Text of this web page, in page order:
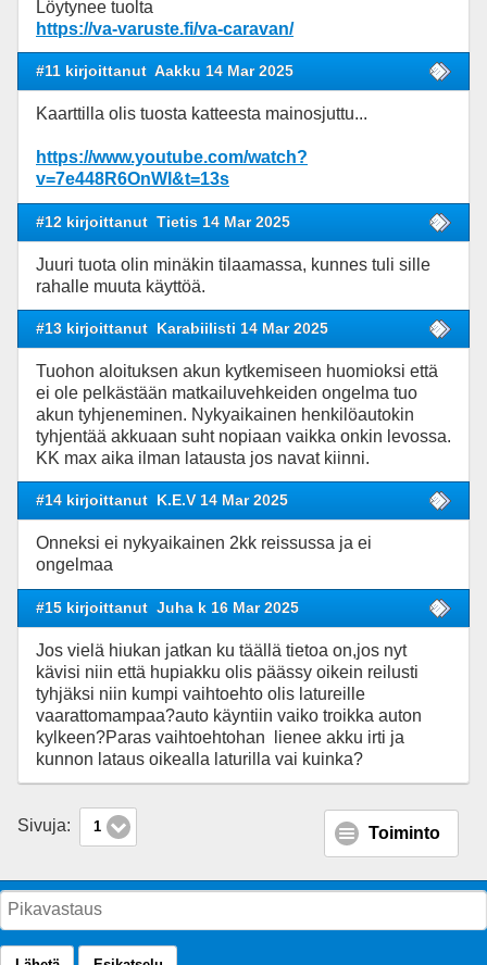
Löytynee tuolta
https://va-varuste.fi/va-caravan/
#11 kirjoittanut Aakku 14 Mar 2025
Kaarttilla olis tuosta katteesta mainosjuttu...
https://www.youtube.com/watch?
v=7e448R6OnWI&t=13s
#12 kirjoittanut Tietis 14 Mar 2025
Juuri tuota olin minäkin tilaamassa, kunnes tuli sille
rahalle muuta käyttöä.
#13 kirjoittanut Karabiilisti 14 Mar 2025
Tuohon aloituksen akun kytkemiseen huomioksi että
ei ole pelkästään matkailuvehkeiden ongelma tuo
akun tyhjeneminen. Nykyaikainen henkilöautokin
tyhjentää akkuaan suht nopiaan vaikka onkin levossa.
KK max aika ilman latausta jos navat kiinni.
#14 kirjoittanut K.E.V 14 Mar 2025
Onneksi ei nykyaikainen 2kk reissussa ja ei
ongelmaa
#15 kirjoittanut Juha k 16 Mar 2025
Jos vielä hiukan jatkan ku täällä tietoa on,jos nyt
kävisi niin että hupiakku olis päässy oikein reilusti
tyhjäksi niin kumpi vaihtoehto olis latureille
vaarattomampaa?auto käyntiin vaiko troikka auton
kylkeen?Paras vaihtoehtohan lienee akku irti ja
kunnon lataus oikealla laturilla vai kuinka?
Sivuja: 1 Toiminto